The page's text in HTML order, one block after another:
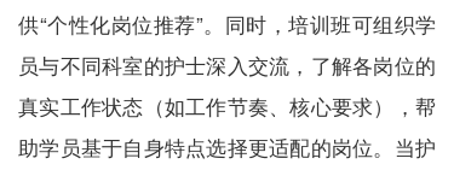
供“个性化岗位推荐”。同时，培训班可组织学
员与不同科室的护士深入交流，了解各岗位的
真实工作状态（如工作节奏、核心要求），帮
助学员基于自身特点选择更适配的岗位。当护